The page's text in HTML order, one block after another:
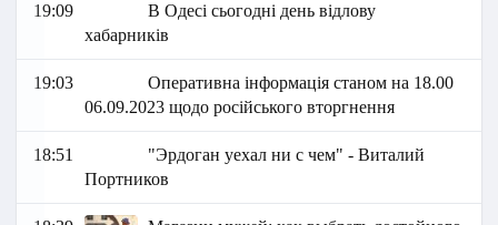
19:09
В Одесі сьогодні день відлову
хабарників
19:03
Оперативна інформація станом на 18.00
06.09.2023 щодо російського вторгнення
18:51
"Эрдоган уехал ни с чем" - Виталий
Портников